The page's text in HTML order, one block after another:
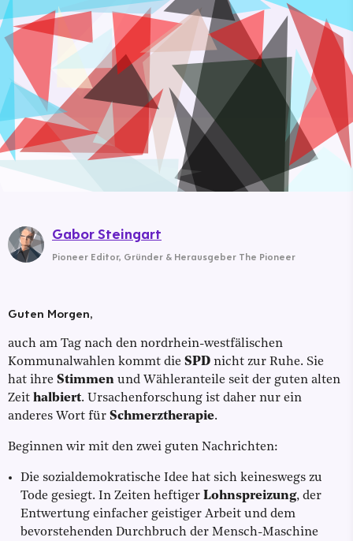
Guten Morgen,
auch am Tag nach den nordrhein-westfälischen
Kommunalwahlen kommt die SPD nicht zur Ruhe. Sie
hat ihre Stimmen und Wähleranteile seit der guten alten
Zeit halbiert. Ursachenforschung ist daher nur ein
anderes Wort für Schmerztherapie.
Beginnen wir mit den zwei guten Nachrichten:
Die sozialdemokratische Idee hat sich keineswegs zu
Tode gesiegt. In Zeiten heftiger Lohnspreizung, der
Entwertung einfacher geistiger Arbeit und dem
bevorstehenden Durchbruch der Mensch-Maschine
Gabor Steingart
Pioneer Editor, Gründer & Herausgeber The Pioneer